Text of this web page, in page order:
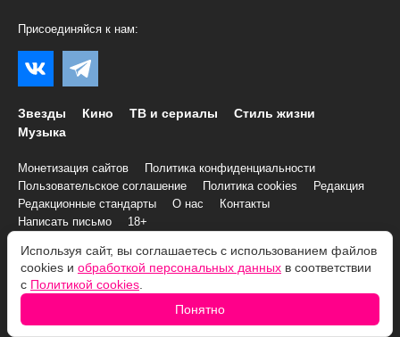
Присоединяйся к нам:
Звезды Кино ТВ и сериалы
Стиль жизни
Музыка
Монетизация сайтов
Политика конфиденциальности
Пользовательское соглашение
Политика cookies
Редакция
Редакционные стандарты
О нас
Контакты
Написать письмо
18+
© 2007–2026 Все права и материалы принадлежат
«ПОПКОРНNEWS»
При копировании информации необходимо соблюдать
использования
Используя сайт, вы соглашаетесь с использованием файлов
cookies и обработкой персональных данных в соответствии
с Политикой cookies
Понятно